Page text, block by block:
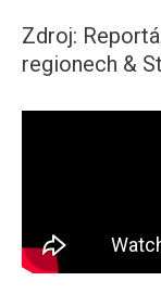
Zdroj:
regionech &